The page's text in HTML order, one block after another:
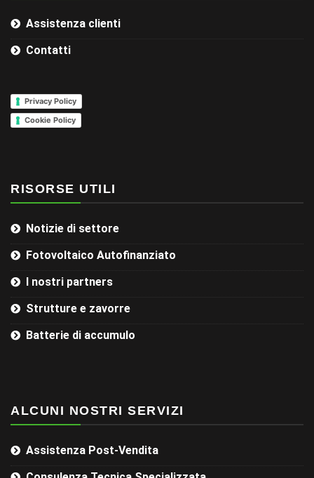
Assistenza clienti
Contatti
Privacy Policy
Cookie Policy
RISORSE UTILI
Notizie di settore
Fotovoltaico Autofinanziato
I nostri partners
Strutture e zavorre
Batterie di accumulo
ALCUNI NOSTRI SERVIZI
Assistenza Post-Vendita